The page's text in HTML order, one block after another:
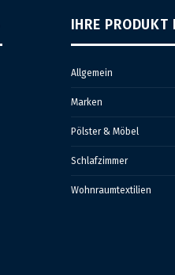
IHRE PRODUKT
Allgemein
Marken
Pölster & Möbel
Schlafzimmer
Wohnraumtextilien